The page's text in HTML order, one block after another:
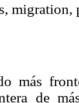
migration,
más
de